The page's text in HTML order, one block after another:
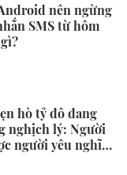
nên ngừng
SMS từ hôm
hò tỷ đô đang
nghịch lý: Người
người yêu nghĩa
một khách hàng